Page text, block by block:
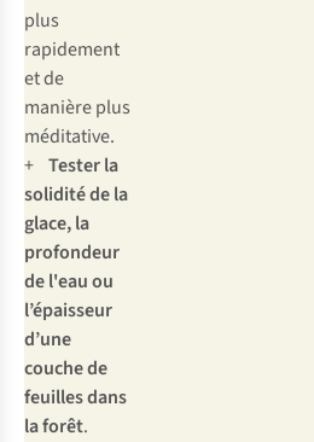
plus
rapidement
et de
manière plus
méditative.
+ Tester la
solidité de la
glace, la
profondeur
de l'eau ou
l’épaisseur
d’une
couche de
feuilles dans
la forêt.